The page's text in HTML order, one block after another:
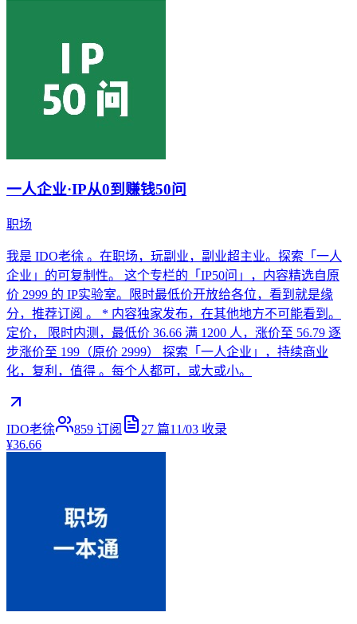
一人企业·IP从0到赚钱50问
职场
我是 IDO老徐 。在职场，玩副业，副业超主业。探索「一人
企业」的可复制性。 这个专栏的「IP50问」，内容精选自原
价 2999 的 IP实验室。限时最低价开放给各位，看到就是缘
分，推荐订阅 。 * 内容独家发布，在其他地方不可能看到。
定价， 限时内测，最低价 36.66 满 1200 人，涨价至 56.79 逐
步涨价至 199（原价 2999） 探索「一人企业」，持续商业
化，复利，值得 。每个人都可，或大或小。
IDO老徐 859 订阅 27 篇11/03 收录
¥36.66